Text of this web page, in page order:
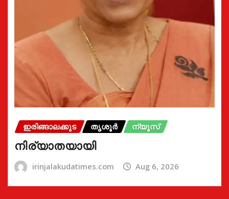
ഇരിങ്ങാലക്കുട തൃശൂർ ന്യൂസ്
നിര്യാതയായി
irinjalakudatimes.com Aug 6, 2026